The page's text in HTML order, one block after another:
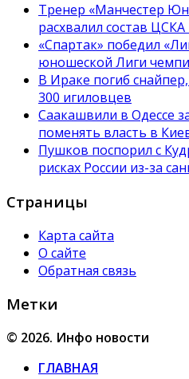
Тренер «Манчестер
расхвалил состав
«Спартак» победил
юношеской Лиги
В Ираке погиб
300 игиловцев
Саакашвили в Одессе
поменять власть в
Пушков поспорил с
рисках России из-за
Страницы
Карта сайта
О сайте
Обратная связь
Метки
© 2026. Инфо новости
ГЛАВНАЯ